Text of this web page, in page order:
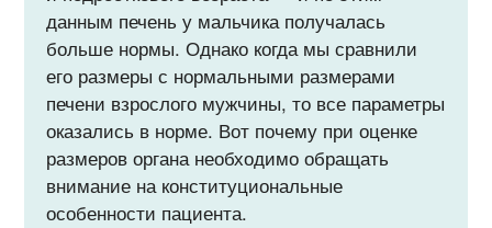
данным печень у мальчика получалась
больше нормы. Однако когда мы сравнили
его размеры с нормальными размерами
печени взрослого мужчины, то все параметры
оказались в норме. Вот почему при оценке
размеров органа необходимо обращать
внимание на конституциональные
особенности пациента.